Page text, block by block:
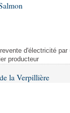
d'électricité
producteur
la Verpillière